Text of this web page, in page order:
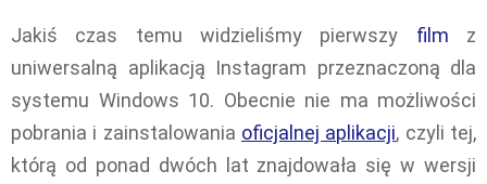
Jakiś czas temu widzieliśmy pierwszy film z
uniwersalną aplikacją Instagram przeznaczoną dla
systemu Windows 10. Obecnie nie ma możliwości
pobrania i zainstalowania oficjalnej aplikacji, czyli tej,
którą od ponad dwóch lat znajdowała się w wersji